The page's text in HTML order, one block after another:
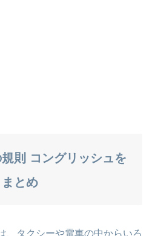
則 コングリッシュを
とめ
、タクシーや電車の中からいろ